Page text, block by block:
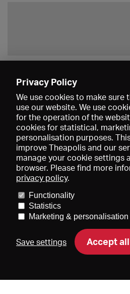
Données médiatiques
Conditions générales de vente
Contact
Aide
Privacy Policy
We use cookies to make sure
use our website. We use
for the operation of the
cookies for statistical,
personalisation purposes.
improve Theapolis and our
manage your cookie settings
browser. Please find more
privacy policy.
Functionality
Statistics
Marketing & personalisation
Save settings Accept all